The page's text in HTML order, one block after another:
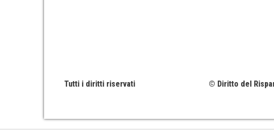
Tutti i diritti riservati © Diritto del